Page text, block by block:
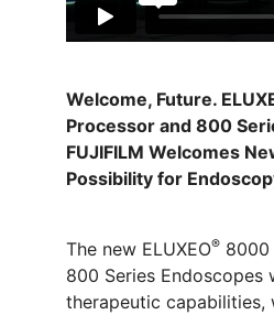
Welcome, Future.
Processor and 800
FUJIFILM Welcomes
Possibility for
The new ELUXEO® 8000
800 Series Endoscopes
therapeutic capabilities,